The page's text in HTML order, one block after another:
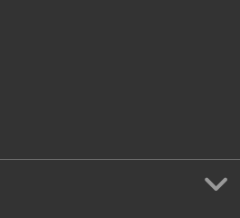
El Habitáculo
Bahía de las Águilas
Ámbar y Fábrica de
de la Resistencia